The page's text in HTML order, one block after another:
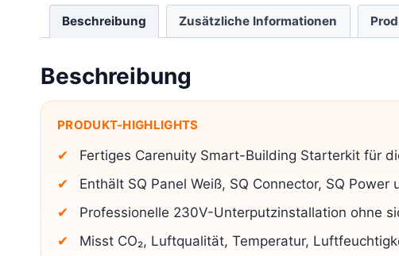
Beschreibung Zusätzliche Informationen
Beschreibung
PRODUKT-HIGHLIGHTS
Fertiges Carenuity Smart-Building Starterkit für
Enthält SQ Panel Weiß, SQ Connector, SQ Power
Professionelle 230V-Unterputzinstallation ohne
Misst CO₂, Luftqualität, Temperatur,